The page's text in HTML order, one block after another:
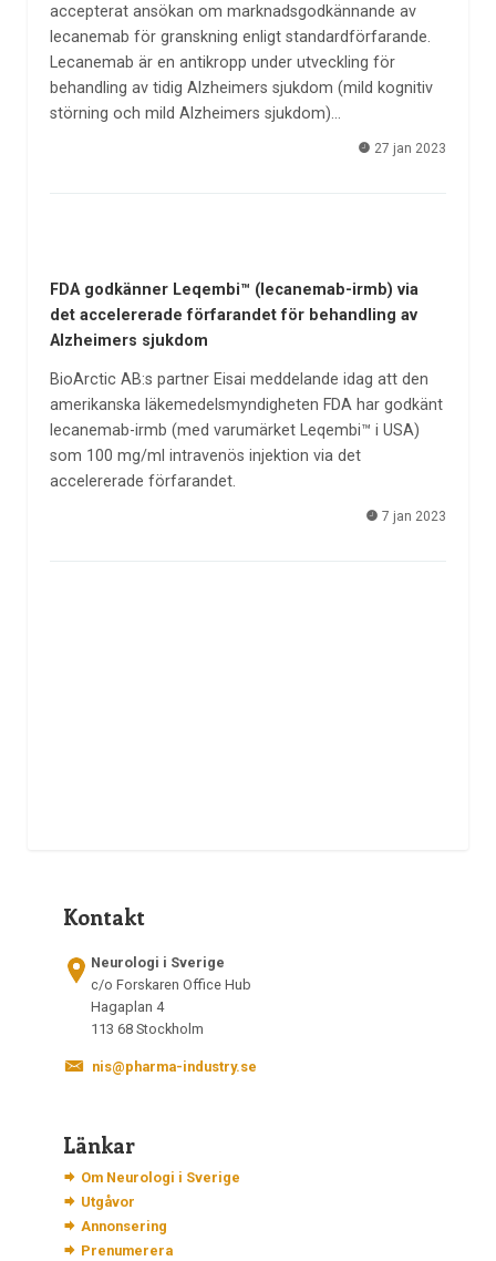
accepterat ansökan om marknadsgodkännande av
lecanemab för granskning enligt standardförfarande.
Lecanemab är en antikropp under utveckling för
behandling av tidig Alzheimers sjukdom (mild kognitiv
störning och mild Alzheimers sjukdom)…
27 jan 2023
FDA godkänner Leqembi™ (lecanemab-irmb) via
det accelererade förfarandet för behandling av
Alzheimers sjukdom
BioArctic AB:s partner Eisai meddelande idag att den
amerikanska läkemedelsmyndigheten FDA har godkänt
lecanemab-irmb (med varumärket Leqembi™ i USA)
som 100 mg/ml intravenös injektion via det
accelererade förfarandet.
7 jan 2023
Kontakt
Neurologi i Sverige
c/o Forskaren Office Hub
Hagaplan 4
113 68 Stockholm
nis@pharma-industry.se
Länkar
Om Neurologi i Sverige
Utgåvor
Annonsering
Prenumerera